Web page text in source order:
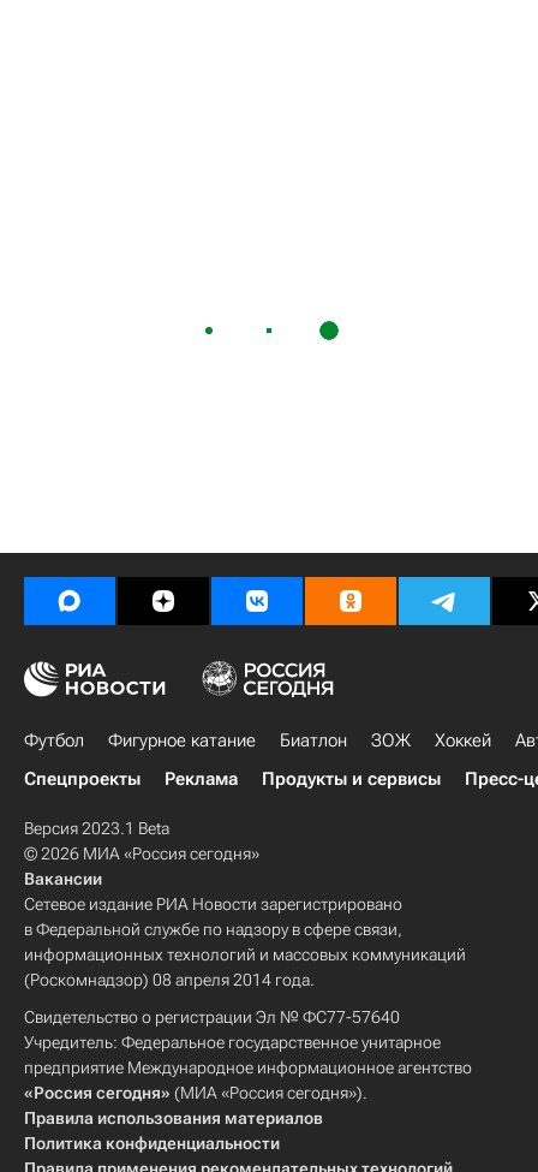
Футбол Фигурное катание Биатлон ЗОЖ Хоккей
Спецпроекты
Реклама Продукты и сервисы Пресс-
Версия 2023.1 Beta
© 2026 МИА «Россия сегодня»
Вакансии
Сетевое издание РИА Новости зарегистрировано
в Федеральной службе по надзору в сфере связи,
информационных технологий и массовых коммуникаций
(Роскомнадзор) 08 апреля 2014 года.
Свидетельство о регистрации Эл № ФС77-57640
Учредитель: Федеральное государственное унитарное
предприятие Международное информационное агентство
«Россия сегодня» (МИА «Россия сегодня»).
Правила использования материалов
Политика конфиденциальности